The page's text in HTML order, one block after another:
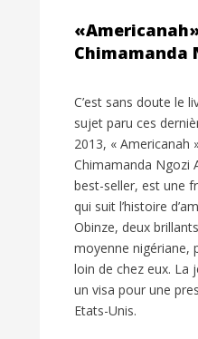
Chimamanda
C’est sans doute le
sujet paru ces
2013, « Americanah
Chimamanda Ngozi
best-seller, est une
qui suit l’histoire
Obinze, deux
moyenne nigériane,
loin de chez eux. La
un visa pour une
Etats-Unis.